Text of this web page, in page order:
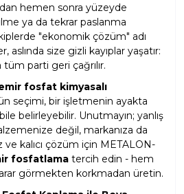
hemen sonra yüzeyde
ya da tekrar paslanma
"ekonomik çözüm" adı
aslında size gizli kayıplar yaşatır:
parti geri çağrılır.
fosfat kimyasalı
seçimi, bir işletmenin ayakta
belirleyebilir. Unutmayın; yanlış
değil, markanıza da
ve kalıcı çözüm için METALON-
fosfatlama tercih edin - hem
görmekten korkmadan üretin.